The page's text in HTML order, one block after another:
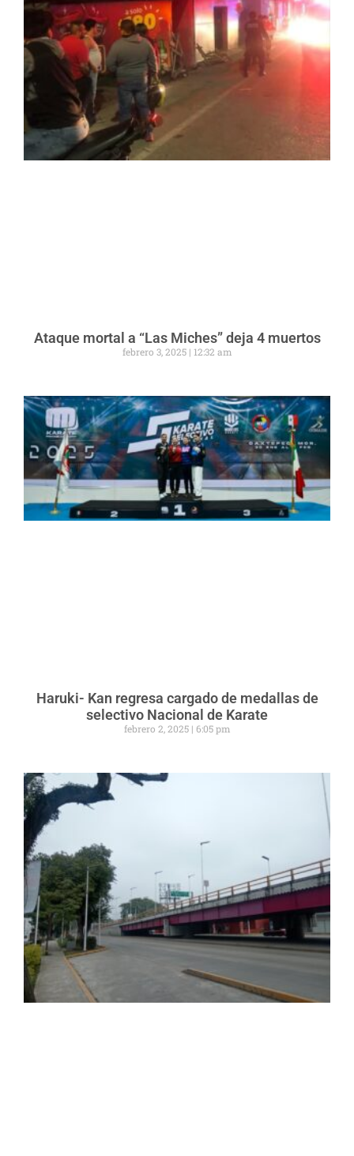
Ataque mortal a “Las Miches” deja 4 muertos
febrero 3, 2025 12:32 am
Haruki- Kan regresa cargado de medallas de
selectivo Nacional de Karate
febrero 2, 2025 6:05 pm